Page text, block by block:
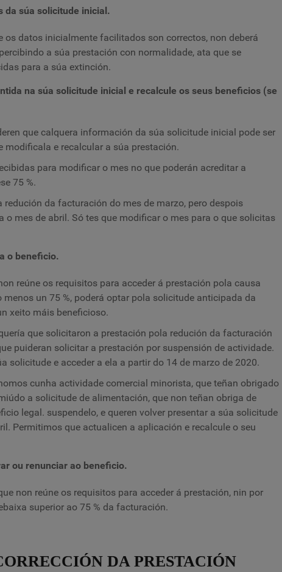
da súa solicitude inicial.
datos inicialmente facilitados son correctos, non deberá
a súa prestación con normalidade, ata que se
para a súa extinción.
na súa solicitude inicial e recalcule os seus beneficios (se
que calquera información da súa solicitude inicial pode ser
modificala e recalcular a súa prestación.
para modificar o mes no que poderán acreditar a
75 %.
da facturación do mes de marzo, pero despois
o mes de abril. Só tes que modificar o mes para o que solicitas
o beneficio.
reúne os requisitos para acceder á prestación pola causa
un 75 %, poderá optar pola solicitude anticipada da
xeito máis beneficioso.
que solicitaron a prestación pola redución da facturación
puideran solicitar a prestación por suspensión de actividade.
solicitude e acceder a ela a partir do 14 de marzo de 2020.
cunha actividade comercial minorista, que teñan obrigado
a solicitude de alimentación, que non teñan obriga de
legal. suspendelo, e queren volver presentar a súa solicitude
Permitimos que actualicen a aplicación e recalcule o seu
ou renunciar ao beneficio.
non reúne os requisitos para acceder á prestación, nin por
superior ao 75 % da facturación.
DA PRESTACIÓN